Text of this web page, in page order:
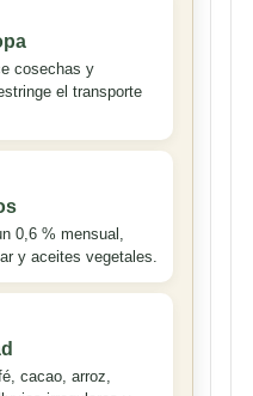
cosechas y
el transporte
0,6 % mensual,
y aceites vegetales.
cacao, arroz,